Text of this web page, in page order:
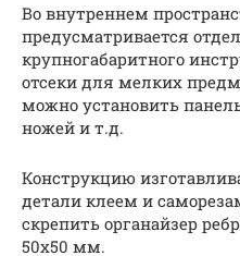
Во внутреннем
предусматривается
крупногабаритного
отсеки для мелких
можно установить
ножей и т.д.
Конструкцию
детали клеем и
скрепить органайзер
50х50 мм.